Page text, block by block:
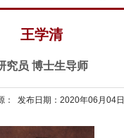
王学清
究员 博士生导师
： 发布日期：2020年06月04日